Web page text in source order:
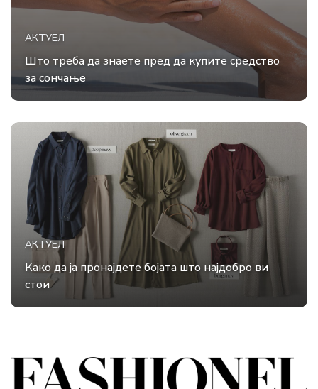
АКТУЕЛ
Што треба да знаете пред да купите средство
за сончање
АКТУЕЛ
Како да ја пронајдете бојата што најдобро ви
стои